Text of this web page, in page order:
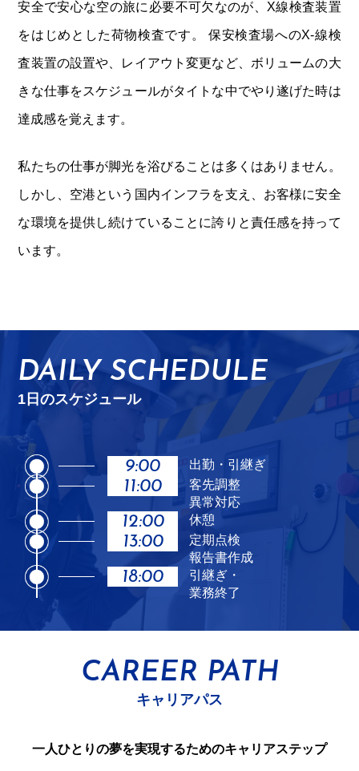
安全で安心な空の旅に必要不可欠なのが、X線検査装置
をはじめとした荷物検査です。 保安検査場へのX-線検
査装置の設置や、レイアウト変更など、ボリュームの大
きな仕事をスケジュールがタイトな中でやり遂げた時は
達成感を覚えます。
私たちの仕事が脚光を浴びることは多くはありません。
しかし、空港という国内インフラを支え、お客様に安全
な環境を提供し続けていることに誇りと責任感を持って
います。
DAILY SCHEDULE
1日のスケジュール
9:00 出勤・引継ぎ
11:00
客先調整
異常対応
12:00 休憩
13:00
定期点検
報告書作成
18:00
引継ぎ・
業務終了
CAREER PATH
キャリアパス
一人ひとりの夢を実現するためのキャリアステップ